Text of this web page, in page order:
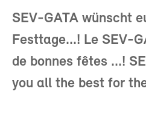
SEV-GATA wünscht
Festtage...! Le SEV-
de bonnes fêtes ...!
you all the best for